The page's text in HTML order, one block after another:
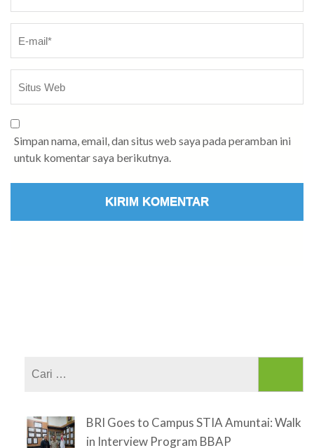
Simpan nama, email, dan situs web saya pada peramban ini
untuk komentar saya berikutnya.
BRI Goes to Campus STIA Amuntai: Walk
in Interview Program BBAP